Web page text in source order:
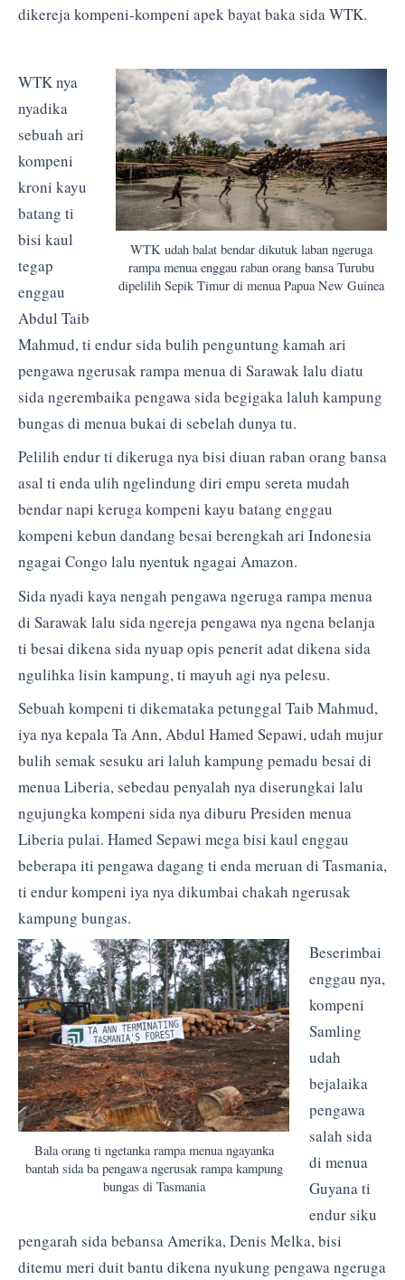
dikereja kompeni-kompeni apek bayat baka sida WTK.
WTK udah balat bendar dikutuk laban ngeruga
rampa menua enggau raban orang bansa Turubu
dipelilih Sepik Timur di menua Papua New Guinea
WTK nya
nyadika
sebuah ari
kompeni
kroni kayu
batang ti
bisi kaul
tegap
enggau
Abdul Taib
Mahmud, ti endur sida bulih penguntung kamah ari
pengawa ngerusak rampa menua di Sarawak lalu diatu
sida ngerembaika pengawa sida begigaka laluh kampung
bungas di menua bukai di sebelah dunya tu.
Pelilih endur ti dikeruga nya bisi diuan raban orang bansa
asal ti enda ulih ngelindung diri empu sereta mudah
bendar napi keruga kompeni kayu batang enggau
kompeni kebun dandang besai berengkah ari Indonesia
ngagai Congo lalu nyentuk ngagai Amazon.
Sida nyadi kaya nengah pengawa ngeruga rampa menua
di Sarawak lalu sida ngereja pengawa nya ngena belanja
ti besai dikena sida nyuap opis penerit adat dikena sida
ngulihka lisin kampung, ti mayuh agi nya pelesu.
Sebuah kompeni ti dikemataka petunggal Taib Mahmud,
iya nya kepala Ta Ann, Abdul Hamed Sepawi, udah mujur
bulih semak sesuku ari laluh kampung pemadu besai di
menua Liberia, sebedau penyalah nya diserungkai lalu
ngujungka kompeni sida nya diburu Presiden menua
Liberia pulai. Hamed Sepawi mega bisi kaul enggau
beberapa iti pengawa dagang ti enda meruan di Tasmania,
ti endur kompeni iya nya dikumbai chakah ngerusak
kampung bungas.
Bala orang ti ngetanka rampa menua ngayanka
bantah sida ba pengawa ngerusak rampa kampung
bungas di Tasmania
Beserimbai
enggau nya,
kompeni
Samling
udah
bejalaika
pengawa
salah sida
di menua
Guyana ti
endur siku
pengarah sida bebansa Amerika, Denis Melka, bisi
ditemu meri duit bantu dikena nyukung pengawa ngeruga